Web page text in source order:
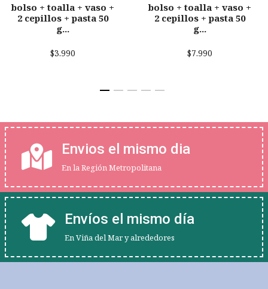
bolso + toalla + vaso +
2 cepillos + pasta 50
g...
$3.990
bolso + toalla + vaso +
2 cepillos + pasta 50
g...
$7.990
Envios el mismo dia
En la Región Metropolitana
Envíos el mismo día
En Viña del Mar y alrededores